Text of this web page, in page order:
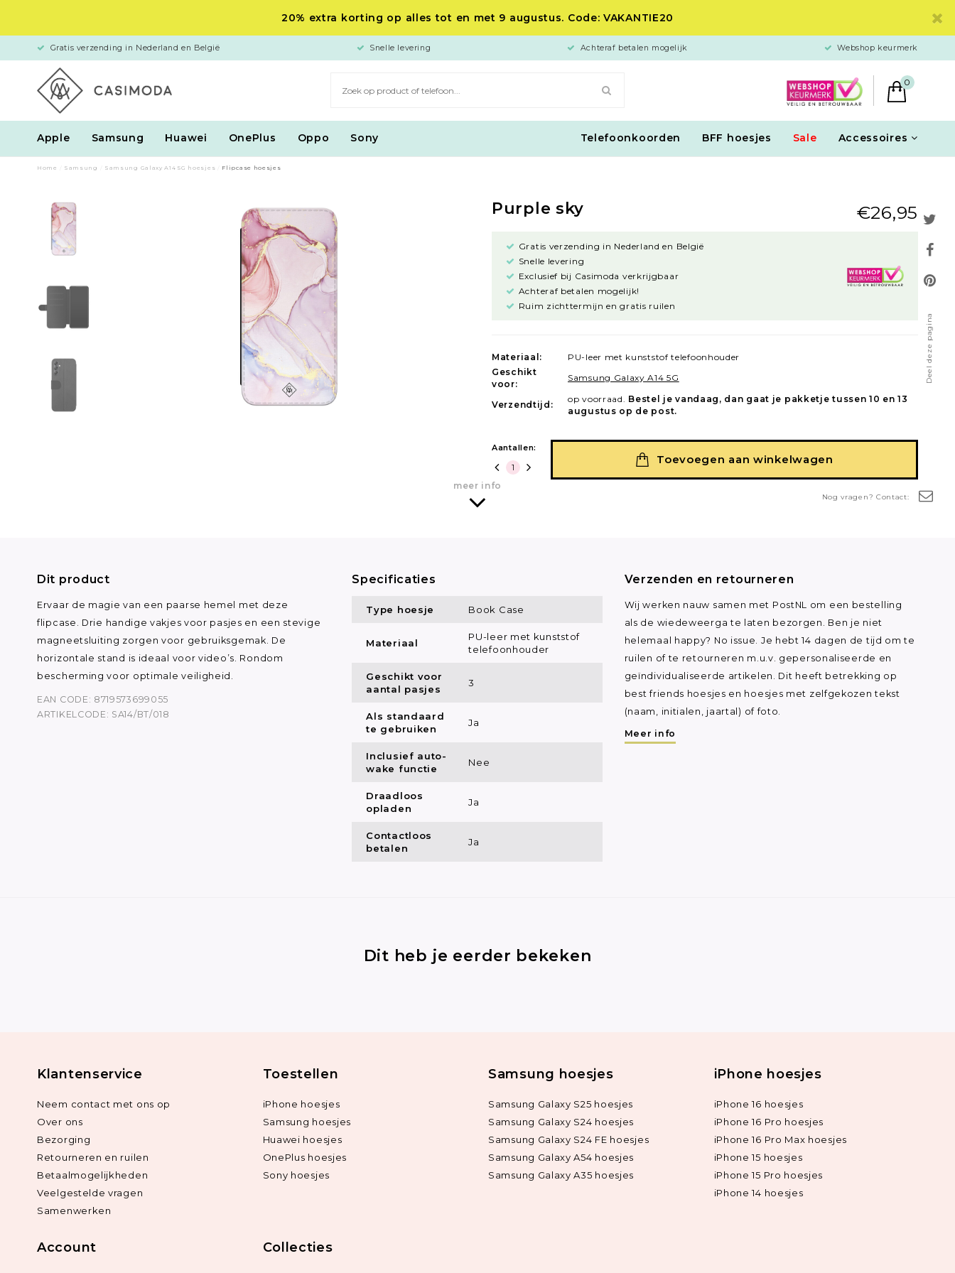
20% extra korting op alles tot en met 9 augustus. Code: VAKANTIE20
Gratis verzending in Nederland en België Snelle levering Achteraf betalen mogelijk Webshop keurmerk
0
Apple Samsung Huawei OnePlus Oppo Sony Telefoonkoorden BFF hoesjes Sale Accessoires
Deel deze pagina
Nog vragen? Contact:
Home Samsung Samsung Galaxy A14 5G hoesjes Flipcase hoesjes
Purple sky €26,95
Gratis verzending in Nederland en België
Snelle levering
Exclusief bij Casimoda verkrijgbaar
Achteraf betalen mogelijk!
Ruim zichttermijn en gratis ruilen
Materiaal:
PU-leer met kunststof telefoonhouder
Geschikt
voor:
Samsung Galaxy A14 5G
Verzendtijd:
op voorraad. Bestel je vandaag, dan gaat je pakketje tussen 10 en 13
augustus op de post.
Aantallen:
Toevoegen aan winkelwagen
meer info
Dit product
Ervaar de magie van een paarse hemel met deze
flipcase. Drie handige vakjes voor pasjes en een stevige
magneetsluiting zorgen voor gebruiksgemak. De
horizontale stand is ideaal voor video’s. Rondom
bescherming voor optimale veiligheid.
EAN CODE: 8719573699055
ARTIKELCODE: SA14/BT/018
Specificaties
Type hoesje Book Case
Materiaal
PU-leer met kunststof
telefoonhouder
Geschikt voor
aantal pasjes
3
Als standaard
te gebruiken
Ja
Inclusief auto-
wake functie
Nee
Draadloos
opladen
Ja
Contactloos
betalen
Ja
Verzenden en retourneren
Wij werken nauw samen met PostNL om een bestelling
als de wiedeweerga te laten bezorgen. Ben je niet
helemaal happy? No issue. Je hebt 14 dagen de tijd om te
ruilen of te retourneren m.u.v. gepersonaliseerde en
geïndividualiseerde artikelen. Dit heeft betrekking op
best friends hoesjes en hoesjes met zelfgekozen tekst
(naam, initialen, jaartal) of foto.
Meer info
Dit heb je eerder bekeken
Klantenservice
Neem contact met ons op
Over ons
Bezorging
Retourneren en ruilen
Betaalmogelijkheden
Veelgestelde vragen
Samenwerken
Toestellen
iPhone hoesjes
Samsung hoesjes
Huawei hoesjes
OnePlus hoesjes
Sony hoesjes
Samsung hoesjes
Samsung Galaxy S25 hoesjes
Samsung Galaxy S24 hoesjes
Samsung Galaxy S24 FE hoesjes
Samsung Galaxy A54 hoesjes
Samsung Galaxy A35 hoesjes
iPhone hoesjes
iPhone 16 hoesjes
iPhone 16 Pro hoesjes
iPhone 16 Pro Max hoesjes
iPhone 15 hoesjes
iPhone 15 Pro hoesjes
iPhone 14 hoesjes
Account Collecties